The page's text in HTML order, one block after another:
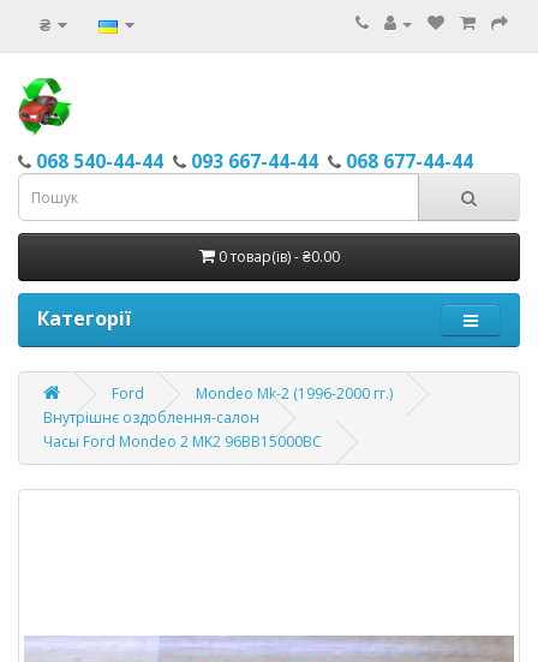
₴
068 540-44-44 093 667-44-44 068 677-44-44
0 товар(ів) - ₴0.00
Категорії
Ford
Mondeo Mk-2 (1996-2000 гг.)
Внутрішнє оздоблення-салон
Часы Ford Mondeo 2 MK2 96BB15000BC